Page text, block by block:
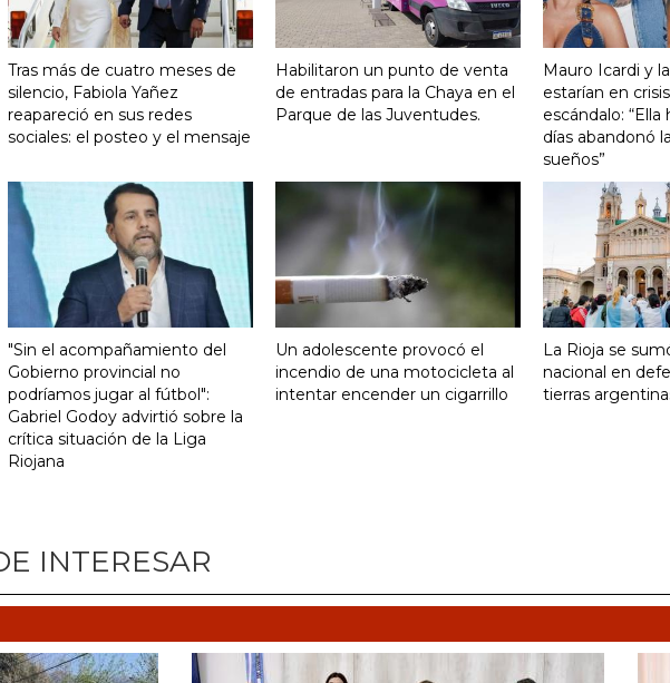
Tras más de cuatro meses de
silencio, Fabiola Yañez
reapareció en sus redes
sociales: el posteo y el mensaje
Habilitaron un punto de venta
de entradas para la Chaya en el
Parque de las Juventudes.
Mauro Icardi y
estarían en
escándalo:
días abandonó
sueños”
"Sin el acompañamiento del
Gobierno provincial no
podríamos jugar al fútbol":
Gabriel Godoy advirtió sobre la
crítica situación de la Liga
Riojana
Un adolescente provocó el
incendio de una motocicleta al
intentar encender un cigarrillo
La Rioja se
nacional en
tierras
INTERESAR